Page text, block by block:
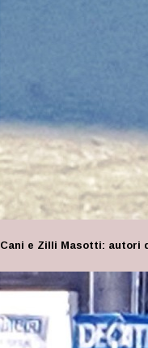
Cani e Zilli Masotti: autori